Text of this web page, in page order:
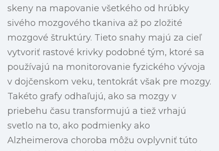
skeny na mapovanie všetkého od hrúbky
sivého mozgového tkaniva až po zložité
mozgové štruktúry. Tieto snahy majú za cieľ
vytvoriť rastové krivky podobné tým, ktoré sa
používajú na monitorovanie fyzického vývoja
v dojčenskom veku, tentokrát však pre mozgy.
Takéto grafy odhaľujú, ako sa mozgy v
priebehu času transformujú a tiež vrhajú
svetlo na to, ako podmienky ako
Alzheimerova choroba môžu ovplyvniť túto